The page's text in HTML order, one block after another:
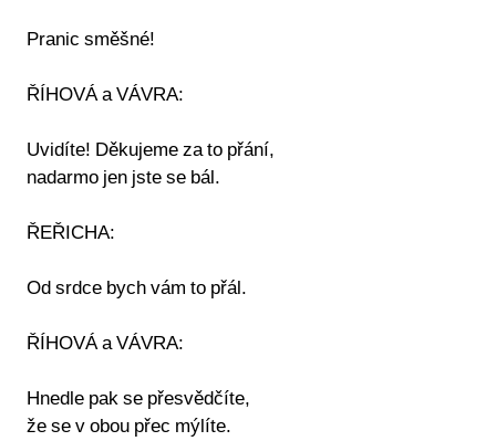
Pranic směšné!
ŘÍHOVÁ a VÁVRA:
Uvidíte! Děkujeme za to přání,
nadarmo jen jste se bál.
ŘEŘICHA:
Od srdce bych vám to přál.
ŘÍHOVÁ a VÁVRA:
Hnedle pak se přesvědčíte,
že se v obou přec mýlíte.